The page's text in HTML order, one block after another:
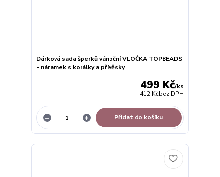
Dárková sada šperků vánoční VLOČKA TOPBEADS
- náramek s korálky a přívěsky
499 Kč/ks
412 Kčbez DPH
Přidat do košíku